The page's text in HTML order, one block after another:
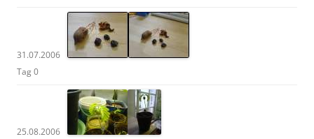
31.07.2006
Tag 0
25.08.2006